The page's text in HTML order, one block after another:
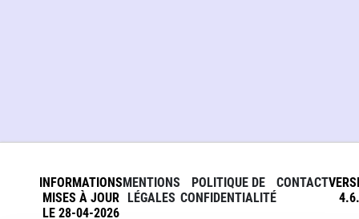
INFORMATIONS
MISES À JOUR
LE 28-04-2026
MENTIONS
LÉGALES
POLITIQUE DE
CONFIDENTIALITÉ
CONTACT